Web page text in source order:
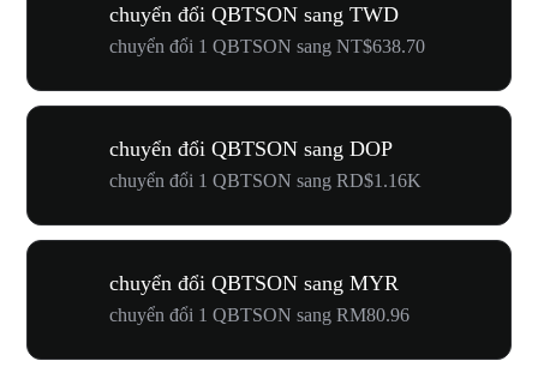
chuyển đổi QBTSON sang TWD
chuyển đổi 1 QBTSON sang NT$638.70
chuyển đổi QBTSON sang DOP
chuyển đổi 1 QBTSON sang RD$1.16K
chuyển đổi QBTSON sang MYR
chuyển đổi 1 QBTSON sang RM80.96